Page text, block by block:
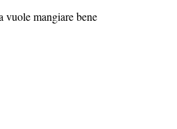
vuole mangiare bene